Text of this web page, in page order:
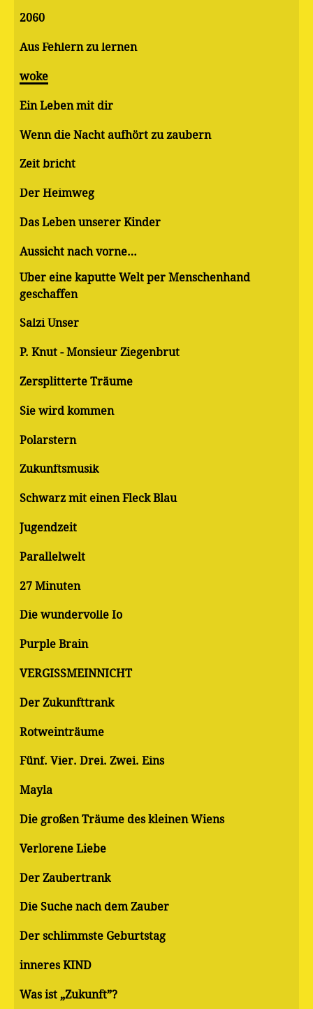
2060
Aus Fehlern zu lernen
woke
Ein Leben mit dir
Wenn die Nacht aufhört zu zaubern
Zeit bricht
Der Heimweg
Das Leben unserer Kinder
Aussicht nach vorne…
Über eine kaputte Welt per Menschenhand
geschaffen
Salzi Unser
P. Knut - Monsieur Ziegenbrut
Zersplitterte Träume
Sie wird kommen
Polarstern
Zukunftsmusik
Schwarz mit einen Fleck Blau
Jugendzeit
Parallelwelt
27 Minuten
Die wundervolle Io
Purple Brain
VERGISSMEINNICHT
Der Zukunfttrank
Rotweinträume
Fünf. Vier. Drei. Zwei. Eins
Mayla
Die großen Träume des kleinen Wiens
Verlorene Liebe
Der Zaubertrank
Die Suche nach dem Zauber
Der schlimmste Geburtstag
inneres KIND
Was ist „Zukunft”?